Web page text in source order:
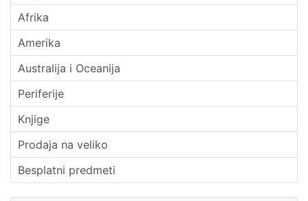
Afrika
Amerika
Australija i Oceanija
Periferije
Knjige
Prodaja na veliko
Besplatni predmeti